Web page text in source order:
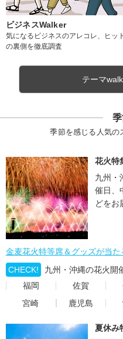
ビジネスWalker
気になるビジネスのアレコレ、ヒット
の裏側を徹底調査
テーマ
季節を感じる人気の
花火特
九州・
催日、
どをお
金麦花火特等席＆グッズが当た
CHECK!
九州・沖縄の花火開
福岡
佐賀
宮崎
鹿児島
夏休み